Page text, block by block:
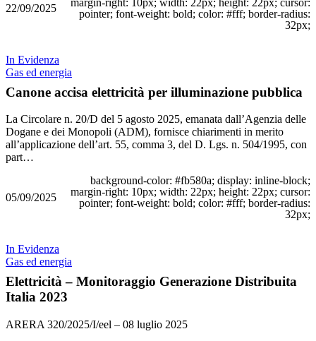
22/09/2025
pointer; font-weight: bold; color: #fff; border-radius:
32px;
In Evidenza
Gas ed energia
Canone accisa elettricità per illuminazione pubblica
La Circolare n. 20/D del 5 agosto 2025, emanata dall’Agenzia delle
Dogane e dei Monopoli (ADM), fornisce chiarimenti in merito
all’applicazione dell’art. 55, comma 3, del D. Lgs. n. 504/1995, con
part…
05/09/2025
background-color: #fb580a; display: inline-block;
margin-right: 10px; width: 22px; height: 22px; cursor:
pointer; font-weight: bold; color: #fff; border-radius:
32px;
In Evidenza
Gas ed energia
Elettricità – Monitoraggio Generazione Distribuita
Italia 2023
ARERA 320/2025/I/eel – 08 luglio 2025